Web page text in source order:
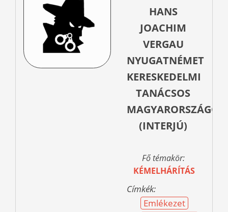
HANS
JOACHIM
VERGAU
NYUGATNÉMET
KERESKEDELMI
TANÁCSOS
MAGYARORSZÁGON
(INTERJÚ)
Fő témakör:
KÉMELHÁRÍTÁS
Címkék:
Emlékezet